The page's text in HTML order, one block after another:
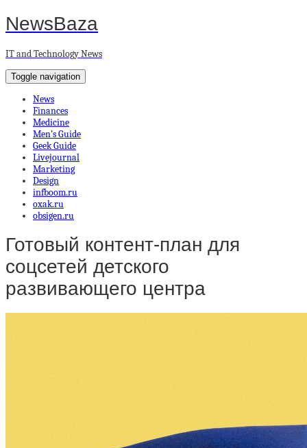
NewsBaza
IT and Technology News
Toggle navigation
News
Finances
Medicine
Men’s Guide
Geek Guide
Livejournal
Marketing
Design
infboom.ru
oxak.ru
obsigen.ru
Готовый контент-план для
соцсетей детского
развивающего центра